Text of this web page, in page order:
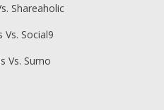
Shareaholic
Vs. Social9
Vs. Sumo